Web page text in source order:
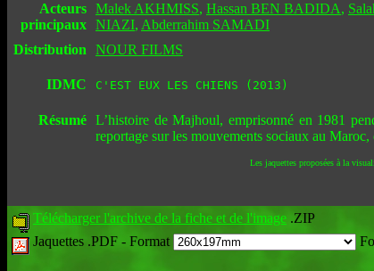
Acteurs
principaux
Malek AKHMISS, Hassan BEN BADIDA,
NIAZI, Abderrahim SAMADI
Distribution
NOUR FILMS
IDMC C'EST EUX LES CHIENS (2013)
Résumé L’histoire de Majhoul, emprisonné en 1981
reportage sur les mouvements sociaux au
Les jaquettes proposées à la
Télécharger l'archive de la fiche et de l'image .ZIP
Jaquettes .PDF - Format